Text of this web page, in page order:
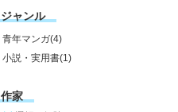
ジャンル
青年マンガ(4)
小説・実用書(1)
作家